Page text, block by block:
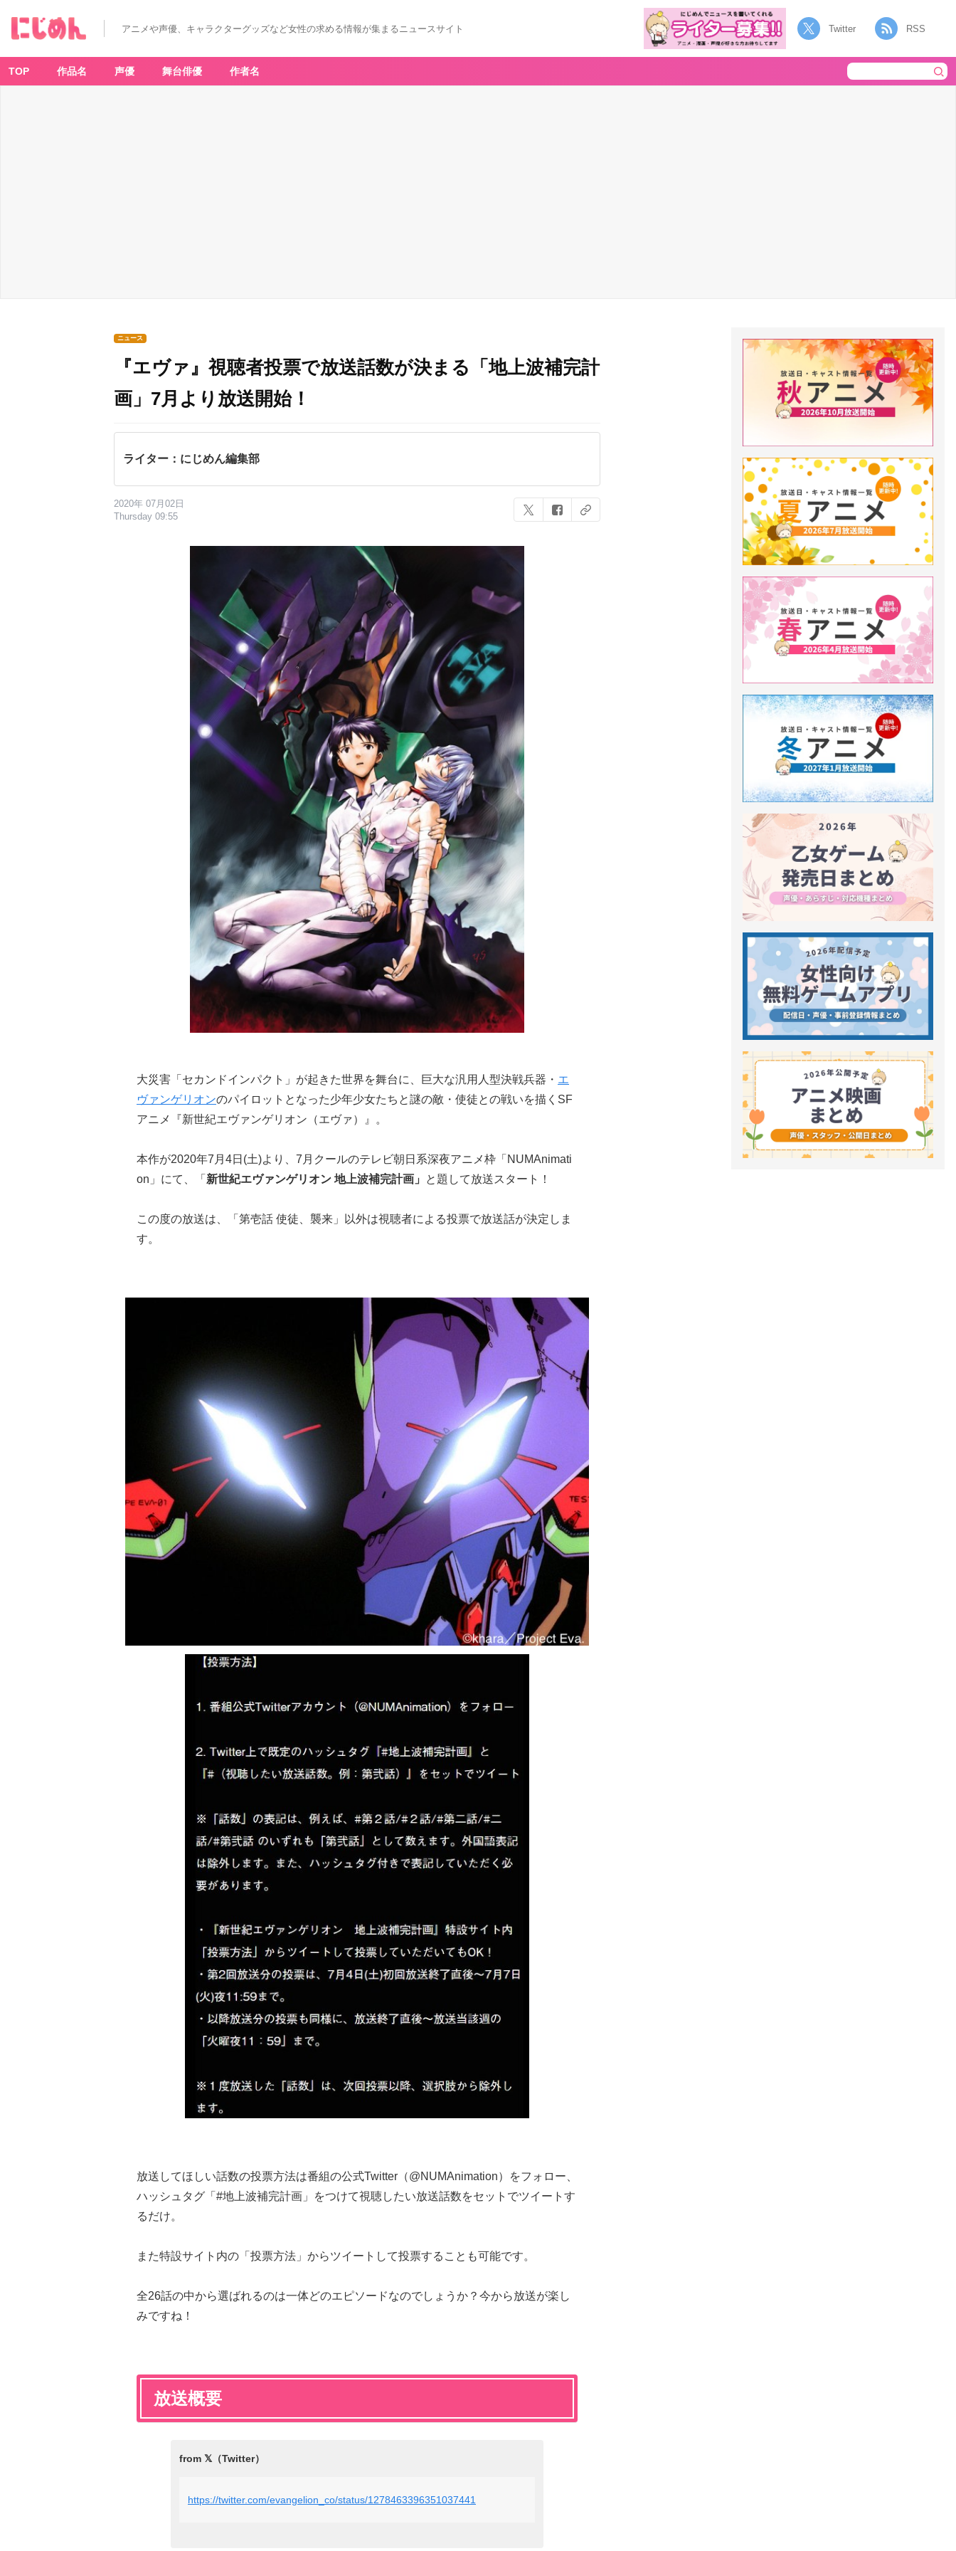
アニメや声優、キャラクターグッズなど女性の求める情報が集まるニュースサイト Twitter RSS
TOP 作品名 声優 舞台俳優 作者名
ニュース
『エヴァ』視聴者投票で放送話数が決まる「地上波補完計
画」7月より放送開始！
ライター：にじめん編集部
2020年 07月02日
Thursday 09:55
大災害「セカンドインパクト」が起きた世界を舞台に、巨大な汎用人型決戦兵器・ エ
ヴァンゲリオンのパイロットとなった少年少女たちと謎の敵・使徒との戦いを描くSF
アニメ『新世紀エヴァンゲリオン（エヴァ）』。
本作が2020年7月4日(土)より、7月クールのテレビ朝日系深夜アニメ枠「NUMAnimati
on」にて、「 新世紀エヴァンゲリオン 地上波補完計画」 と題して放送スタート！
この度の放送は、「第壱話 使徒、襲来」以外は視聴者による投票で放送話が決定しま
す。
放送してほしい話数の投票方法は番組の公式Twitter（@NUMAnimation）をフォロー、
ハッシュタグ「#地上波補完計画」をつけて視聴したい放送話数をセットでツイートす
るだけ。
また特設サイト内の「投票方法」からツイートして投票することも可能です。
全26話の中から選ばれるのは一体どのエピソードなのでしょうか？今から放送が楽し
みですね！
放送概要
https://twitter.com/evangelion_co/status/1278463396351037441